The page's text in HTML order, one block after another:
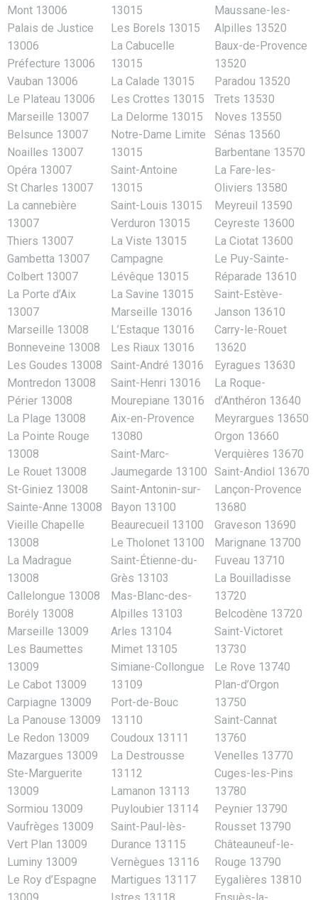
Mont 13006
Palais de Justice
13006
Préfecture 13006
Vauban 13006
Le Plateau 13006
Marseille 13007
Belsunce 13007
Noailles 13007
Opéra 13007
St Charles 13007
La cannebière
13007
Thiers 13007
Gambetta 13007
Colbert 13007
La Porte d’Aix
13007
Marseille 13008
Bonneveine 13008
Les Goudes 13008
Montredon 13008
Périer 13008
La Plage 13008
La Pointe Rouge
13008
Le Rouet 13008
St-Giniez 13008
Sainte-Anne 13008
Vieille Chapelle
13008
La Madrague
13008
Callelongue 13008
Borély 13008
Marseille 13009
Les Baumettes
13009
Le Cabot 13009
Carpiagne 13009
La Panouse 13009
Le Redon 13009
Mazargues 13009
Ste-Marguerite
13009
Sormiou 13009
Vaufrèges 13009
Vert Plan 13009
Luminy 13009
Le Roy d’Espagne
13015
Les Borels 13015
La Cabucelle
13015
La Calade 13015
Les Crottes 13015
La Delorme 13015
Notre-Dame Limite
13015
Saint-Antoine
13015
Saint-Louis 13015
Verduron 13015
La Viste 13015
Campagne
Lévêque 13015
La Savine 13015
Marseille 13016
L’Estaque 13016
Les Riaux 13016
Saint-André 13016
Saint-Henri 13016
Mourepiane 13016
Aix-en-Provence
13080
Saint-Marc-
Jaumegarde 13100
Saint-Antonin-sur-
Bayon 13100
Beaurecueil 13100
Le Tholonet 13100
Saint-Étienne-du-
Grès 13103
Mas-Blanc-des-
Alpilles 13103
Arles 13104
Mimet 13105
Simiane-Collongue
13109
Port-de-Bouc
13110
Coudoux 13111
La Destrousse
13112
Lamanon 13113
Puyloubier 13114
Saint-Paul-lès-
Durance 13115
Vernègues 13116
Martigues 13117
Maussane-les-
Alpilles 13520
Baux-de-Provence
13520
Paradou 13520
Trets 13530
Noves 13550
Sénas 13560
Barbentane 13570
La Fare-les-
Oliviers 13580
Meyreuil 13590
Ceyreste 13600
La Ciotat 13600
Le Puy-Sainte-
Réparade 13610
Saint-Estève-
Janson 13610
Carry-le-Rouet
13620
Eyragues 13630
La Roque-
d’Anthéron 13640
Meyrargues 13650
Orgon 13660
Verquières 13670
Saint-Andiol 13670
Lançon-Provence
13680
Graveson 13690
Marignane 13700
Fuveau 13710
La Bouilladisse
13720
Belcodène 13720
Saint-Victoret
13730
Le Rove 13740
Plan-d’Orgon
13750
Saint-Cannat
13760
Venelles 13770
Cuges-les-Pins
13780
Peynier 13790
Rousset 13790
Châteauneuf-le-
Rouge 13790
Eygalières 13810